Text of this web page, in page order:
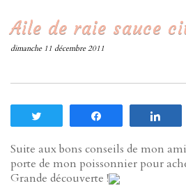
Aile de raie sauce
dimanche 11 décembre 2011
Suite aux bons conseils de mon
porte de mon poissonnier pour
Grande découverte !